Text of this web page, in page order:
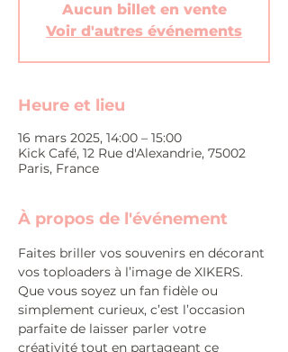
Aucun billet en vente
Voir d'autres événements
Heure et lieu
16 mars 2025, 14:00 – 15:00
Kick Café, 12 Rue d'Alexandrie, 75002
Paris, France
À propos de l'événement
Faites briller vos souvenirs en décorant
vos toploaders à l’image de XIKERS.
Que vous soyez un fan fidèle ou
simplement curieux, c’est l’occasion
parfaite de laisser parler votre
créativité tout en partageant ce